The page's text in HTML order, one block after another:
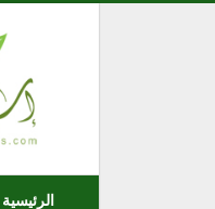
الرئيسية